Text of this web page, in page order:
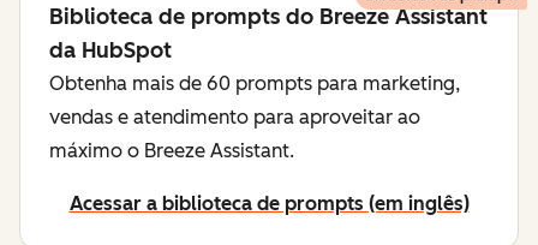
Biblioteca de prompts do Breeze Assistant
da HubSpot
Obtenha mais de 60 prompts para marketing,
vendas e atendimento para aproveitar ao
máximo o Breeze Assistant.
Acessar a biblioteca de prompts (em inglês)